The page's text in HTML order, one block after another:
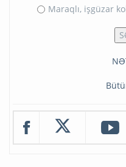
Maraqlı, işgüzar